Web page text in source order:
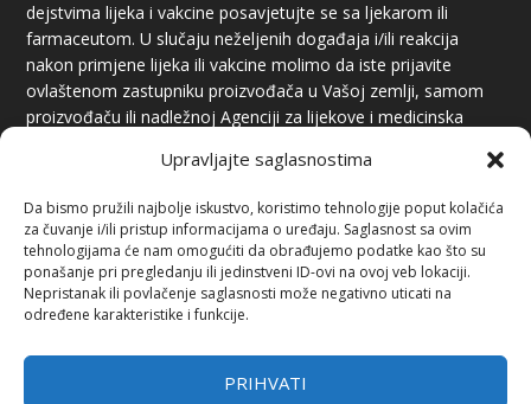
Upravljajte saglasnostima
Da bismo pružili najbolje iskustvo, koristimo tehnologije poput kolačića
za čuvanje i/ili pristup informacijama o uređaju. Saglasnost sa ovim
tehnologijama će nam omogućiti da obrađujemo podatke kao što su
ponašanje pri pregledanju ili jedinstveni ID-ovi na ovoj veb lokaciji.
Nepristanak ili povlačenje saglasnosti može negativno uticati na
određene karakteristike i funkcije.
PRIHVATI
dejstvima lijeka i vakcine posavjetujte se sa ljekarom ili
farmaceutom. U slučaju neželjenih događaja i/ili reakcija
nakon primjene lijeka ili vakcine molimo da iste prijavite
ovlaštenom zastupniku proizvođača u Vašoj zemlji, samom
proizvođaču ili nadležnoj Agenciji za lijekove i medicinska
Preuzimanje sadržaja je dozvoljeno uz obavezno navođenje